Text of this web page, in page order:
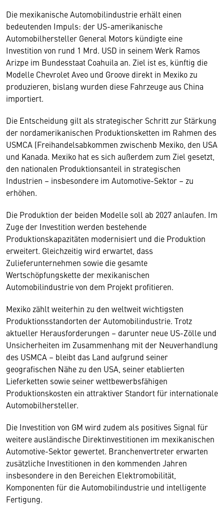
Die mexikanische Automobilindustrie erhält einen
bedeutenden Impuls: der US-amerikanische
Automobilhersteller General Motors kündigte eine
Investition von rund 1 Mrd. USD in seinem Werk Ramos
Arizpe im Bundesstaat Coahuila an. Ziel ist es, künftig die
Modelle Chevrolet Aveo und Groove direkt in Mexiko zu
produzieren, bislang wurden diese Fahrzeuge aus China
importiert.
Die Entscheidung gilt als strategischer Schritt zur Stärkung
der nordamerikanischen Produktionsketten im Rahmen des
USMCA (Freihandelsabkommen zwischenb Mexiko, den USA
und Kanada. Mexiko hat es sich außerdem zum Ziel gesetzt,
den nationalen Produktionsanteil in strategischen
Industrien – insbesondere im Automotive-Sektor – zu
erhöhen.
Die Produktion der beiden Modelle soll ab 2027 anlaufen. Im
Zuge der Investition werden bestehende
Produktionskapazitäten modernisiert und die Produktion
erweitert. Gleichzeitig wird erwartet, dass
Zulieferunternehmen sowie die gesamte
Wertschöpfungskette der mexikanischen
Automobilindustrie von dem Projekt profitieren.
Mexiko zählt weiterhin zu den weltweit wichtigsten
Produktionsstandorten der Automobilindustrie. Trotz
aktueller Herausforderungen – darunter neue US-Zölle und
Unsicherheiten im Zusammenhang mit der Neuverhandlung
des USMCA – bleibt das Land aufgrund seiner
geografischen Nähe zu den USA, seiner etablierten
Lieferketten sowie seiner wettbewerbsfähigen
Produktionskosten ein attraktiver Standort für internationale
Automobilhersteller.
Die Investition von GM wird zudem als positives Signal für
weitere ausländische Direktinvestitionen im mexikanischen
Automotive-Sektor gewertet. Branchenvertreter erwarten
zusätzliche Investitionen in den kommenden Jahren
insbesondere in den Bereichen Elektromobilität,
Komponenten für die Automobilindustrie und intelligente
Fertigung.